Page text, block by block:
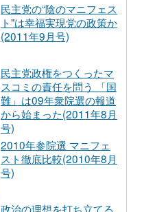
民主党の“陰のマニフェス
ト"は幸福実現党の政策か
(2011年9月号)
民主党政権をつくったマ
スコミの責任を問う 「国
難」は09年衆院選の報道
から始まった(2011年8月
号)
2010年参院選 マニフェ
スト徹底比較(2010年8月
号)
政治の理想を打ち立てる